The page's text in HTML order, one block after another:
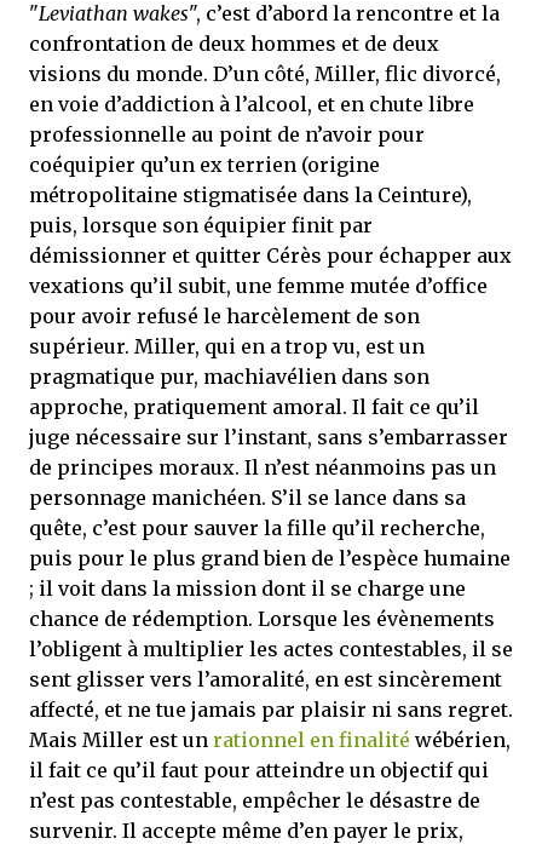
"Leviathan wakes", c’est d’abord la rencontre et la
confrontation de deux hommes et de deux
visions du monde. D’un côté, Miller, flic divorcé,
en voie d’addiction à l’alcool, et en chute libre
professionnelle au point de n’avoir pour
coéquipier qu’un ex terrien (origine
métropolitaine stigmatisée dans la Ceinture),
puis, lorsque son équipier finit par
démissionner et quitter Cérès pour échapper aux
vexations qu’il subit, une femme mutée d’office
pour avoir refusé le harcèlement de son
supérieur. Miller, qui en a trop vu, est un
pragmatique pur, machiavélien dans son
approche, pratiquement amoral. Il fait ce qu’il
juge nécessaire sur l’instant, sans s’embarrasser
de principes moraux. Il n’est néanmoins pas un
personnage manichéen. S’il se lance dans sa
quête, c’est pour sauver la fille qu’il recherche,
puis pour le plus grand bien de l’espèce humaine
; il voit dans la mission dont il se charge une
chance de rédemption. Lorsque les évènements
l’obligent à multiplier les actes contestables, il se
sent glisser vers l’amoralité, en est sincèrement
affecté, et ne tue jamais par plaisir ni sans regret.
Mais Miller est un rationnel en finalité wébérien,
il fait ce qu’il faut pour atteindre un objectif qui
n’est pas contestable, empêcher le désastre de
survenir. Il accepte même d’en payer le prix,